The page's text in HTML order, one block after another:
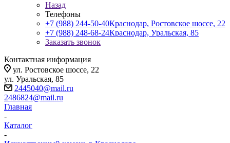
Назад
Телефоны
+7 (988) 244-50-40Краснодар, Ростовское шоссе, 22
+7 (988) 248-68-24Краснодар, Уральская, 85
Заказать звонок
Контактная информация
ул. Ростовское шоссе, 22
ул. Уральская, 85
2445040@mail.ru
2486824@mail.ru
Главная
-
Каталог
-